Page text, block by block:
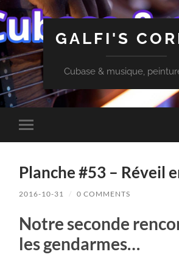
GALFI'S
Cubase & musique,
Toggle
mobile
Planche #53 – Réveil
2016-10-31 / 0 COMMENTS
Notre seconde
les gendarmes…